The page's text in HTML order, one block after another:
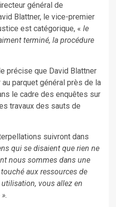
général de
Blattner, le vice-premier
est catégorique, « le
terminé, la procédure
précise que David Blattner
parquet général près de la
le cadre des enquêtes sur
travaux des sauts de
suivront dans
qui se disaient que rien ne
nous sommes dans une
aux ressources de
vous allez en